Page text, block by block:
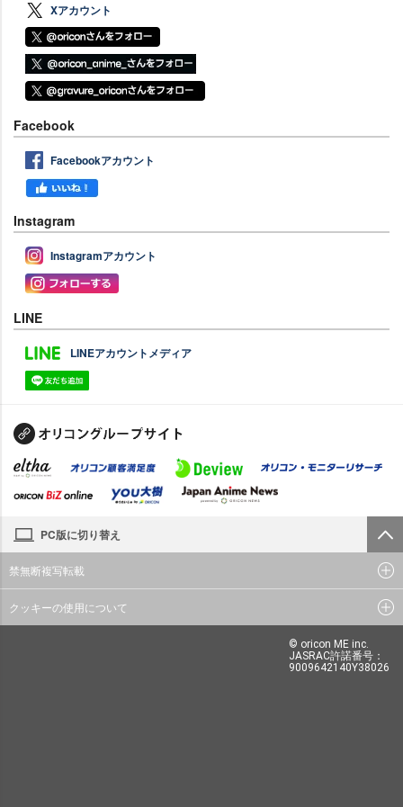
Xアカウント
Facebook
Facebookアカウント
Instagram
Instagramアカウント
LINE
LINEアカウントメディア
PC版に切り替え
禁無断複写転載
クッキーの使用について
© oricon ME inc.
JASRAC許諾番号：
9009642140Y38026